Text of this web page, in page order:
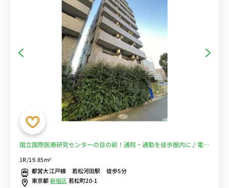
国立国際医療研究センターの目の前！通院・通勤を徒歩圏内に♪電車
に乗るのを完全回避で安心！■選べるWi-Fi格安レンタル中！
1R/19.85m²
都営大江戸線 若松河田駅 徒歩5分
東京都新宿区若松町20-1